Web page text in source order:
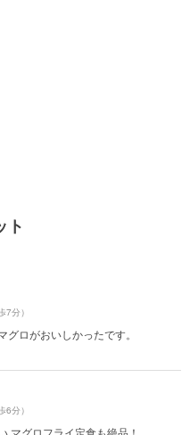
ト
7分）
ロがおいしかったです。
6分）